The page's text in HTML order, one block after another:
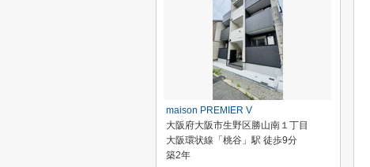
maison PREMIER V
大阪府大阪市生野区勝山南１丁目
大阪環状線「桃谷」駅 徒歩9分
築2年